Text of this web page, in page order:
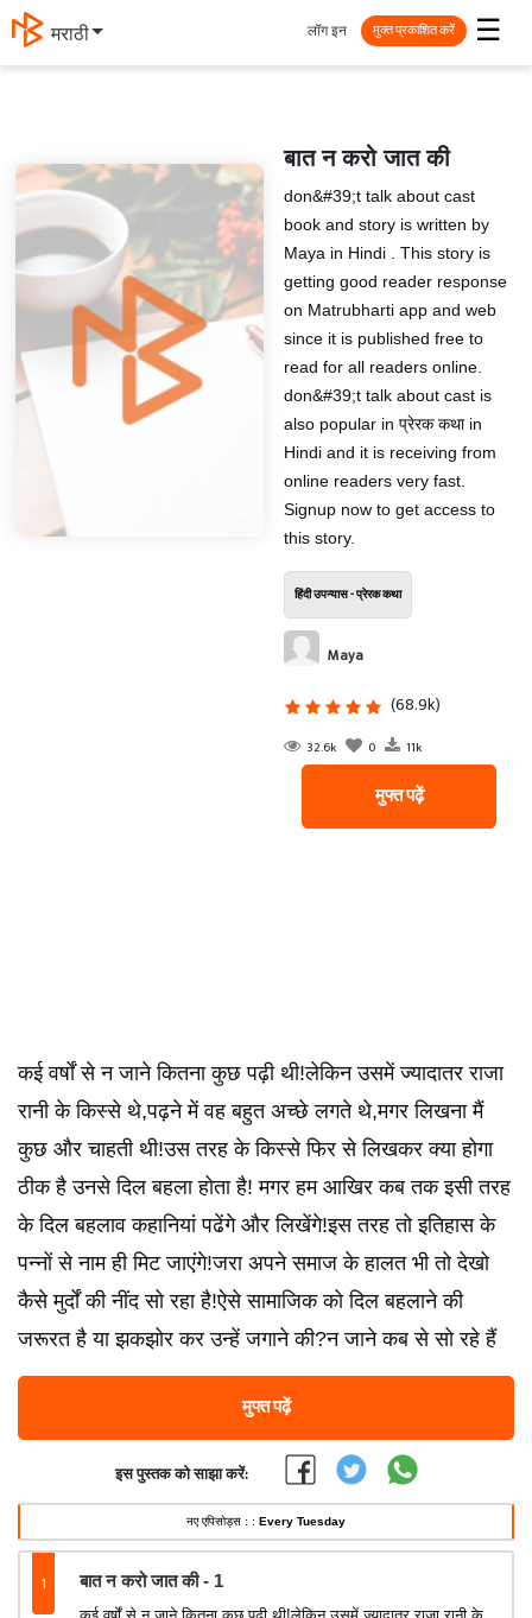
मराठी ☰
लॉग इन मुक्त प्रकाशित करें
बात न करो जात की
don&#39;t talk about cast
book and story is written by
Maya in Hindi . This story is
getting good reader response
on Matrubharti app and web
since it is published free to
read for all readers online.
don&#39;t talk about cast is
also popular in प्रेरक कथा in
Hindi and it is receiving from
online readers very fast.
Signup now to get access to
this story.
हिंदी उपन्यास - प्रेरक कथा
Maya
(68.9k)
32.6k 0 11k
मुफ्त पढ़ें
कई वर्षों से न जाने कितना कुछ पढ़ी थी!लेकिन उसमें ज्यादातर राजा
रानी के किस्से थे,पढ़ने में वह बहुत अच्छे लगते थे,मगर लिखना मैं
कुछ और चाहती थी!उस तरह के किस्से फिर से लिखकर क्या होगा
ठीक है उनसे दिल बहला होता है! मगर हम आखिर कब तक इसी तरह
के दिल बहलाव कहानियां पढेंगे और लिखेंगे!इस तरह तो इतिहास के
पन्नों से नाम ही मिट जाएंगे!जरा अपने समाज के हालत भी तो देखो
कैसे मुर्दों की नींद सो रहा है!ऐसे सामाजिक को दिल बहलाने की
जरूरत है या झकझोर कर उन्हें जगाने की?न जाने कब से सो रहे हैं
मुफ्त पढ़ें
इस पुस्तक को साझा करें:
नए एपिसोड्स : : Every Tuesday
1 बात न करो जात की - 1